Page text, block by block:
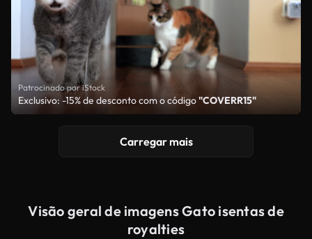
Patrocinado por iStock
Exclusivo: -15% de desconto com o código"COVERR15"
Carregar mais
Visão geral de imagens Gato isentas de
royalties